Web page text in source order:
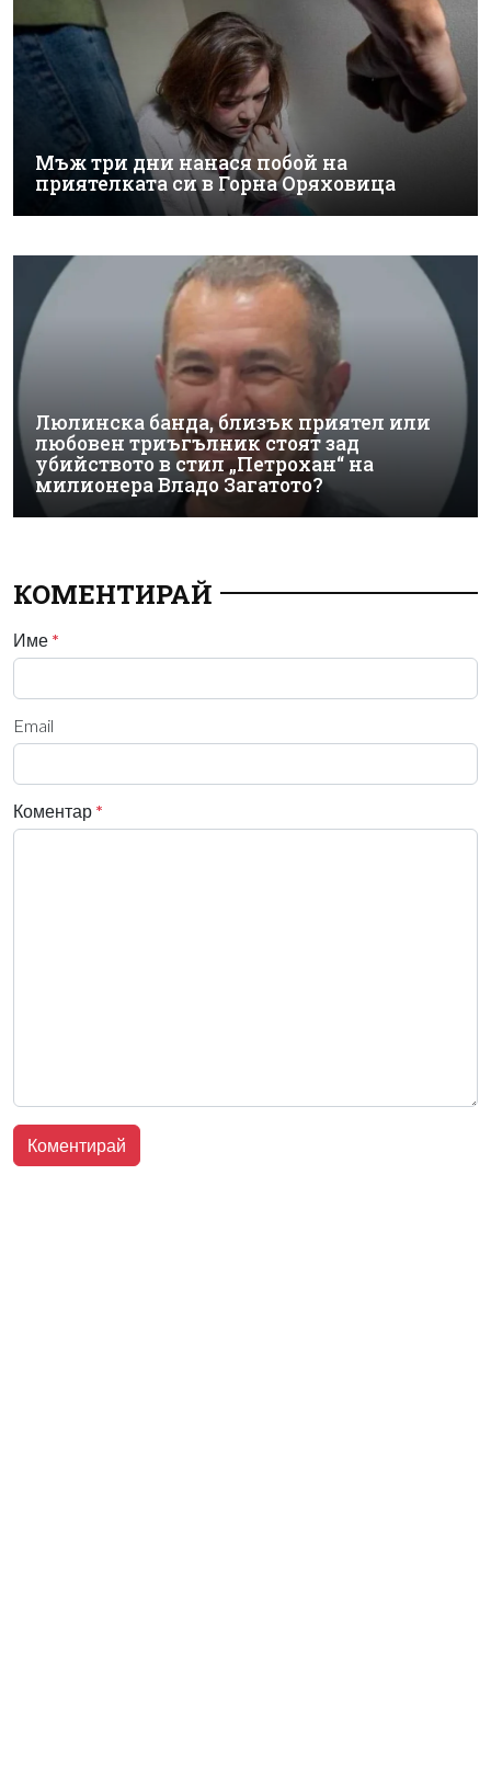
Мъж три дни нанася побой на
приятелката си в Горна Оряховица
Люлинска банда, близък приятел или
любовен триъгълник стоят зад
убийството в стил „Петрохан“ на
милионера Владо Загатото?
КОМЕНТИРАЙ
Име *
Email
Коментар *